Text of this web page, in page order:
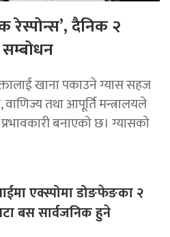
रेस्पोन्स’, दैनिक २
खाना पकाउने ग्यास सहज
तथा आपूर्ति मन्त्रालयले
बनाएको छ। ग्यासको
एक्स्पोमा डोङफेङका २
बस सार्वजनिक हुने